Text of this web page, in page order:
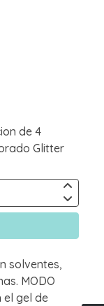
de 4
Glitter
solventes,
MODO
el gel de